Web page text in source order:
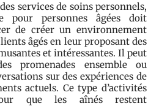
services de soins personnels,
pour personnes âgées doit
de créer un environnement
âgés en leur proposant des
et intéressantes. Il peut
promenades ensemble ou
sur des expériences de
actuels. Ce type d’activités
que les aînés restent